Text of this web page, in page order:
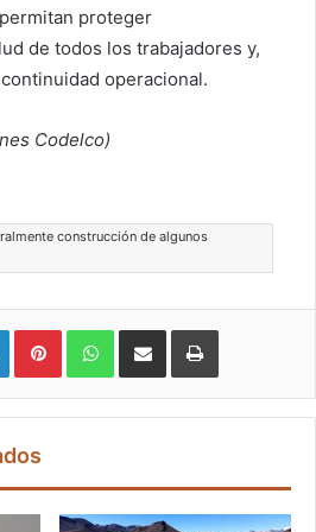
proteger
de todos los trabajadores y,
operacional.
Codelco)
construcción de algunos
LinkedIn Pinterest WhatsApp